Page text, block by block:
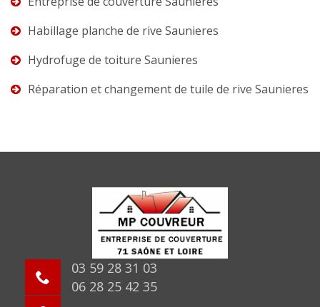
Habillage planche de rive Saunieres
Hydrofuge de toiture Saunieres
Réparation et changement de tuile de rive Saunieres
03 59 28 31 03
06 28 25 42 35